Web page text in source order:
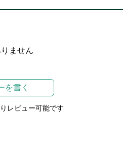
ません
を書く
レビュー可能です